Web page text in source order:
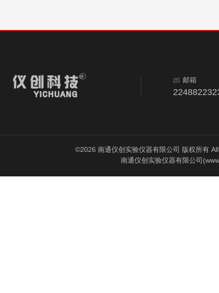
邮箱
©2026 南通仪创实验仪器有限公司 版权所有
南通仪创实验仪器有限公司